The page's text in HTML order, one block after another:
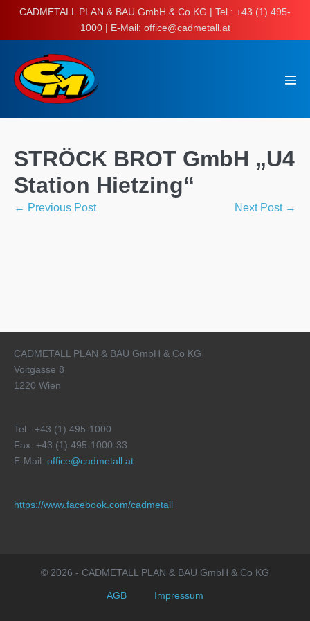
SkipCADMETALL PLAN & BAU GmbH & Co KG | Tel.: +43 (1) 495-
1000 | E-Mail: office@cadmetall.at
STRÖCK BROT GmbH „U4
Station Hietzing“
Post
← Previous Post Next Post →
CADMETALL PLAN & BAU GmbH & Co KG
Voitgasse 8
1220 Wien
Tel.: +43 (1) 495-1000
Fax: +43 (1) 495-1000-33
E-Mail: office@cadmetall.at
https://www.facebook.com/cadmetall
© 2026 - CADMETALL PLAN & BAU GmbH & Co KG
AGB Impressum